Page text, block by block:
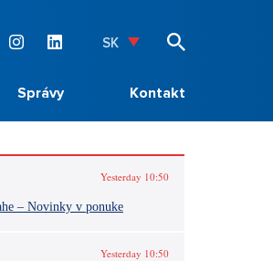
SK
Správy Kontakt
Yesterday 10:50
– Novinky v ponuke
Yesterday 10:50